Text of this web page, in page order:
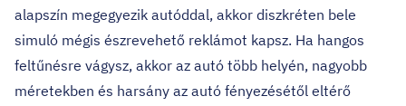
alapszín megegyezik autóddal, akkor diszkréten bele
simuló mégis észrevehető reklámot kapsz. Ha hangos
feltűnésre vágysz, akkor az autó több helyén, nagyobb
méretekben és harsány az autó fényezésétől eltérő